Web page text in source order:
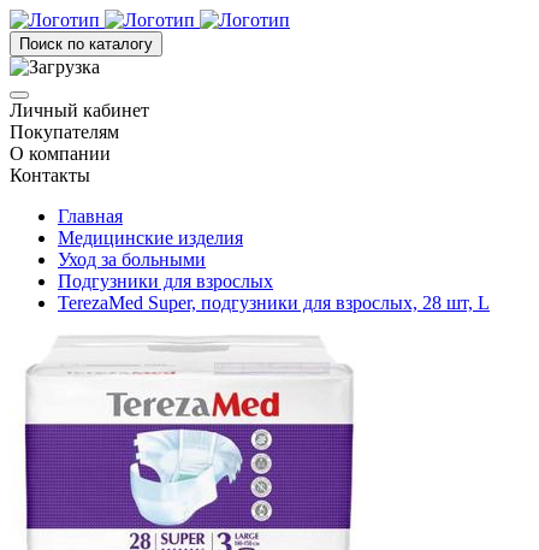
Поиск по каталогу
Личный кабинет
Покупателям
О компании
Контакты
Главная
Медицинские изделия
Уход за больными
Подгузники для взрослых
TerezaMed Super, подгузники для взрослых, 28 шт, L